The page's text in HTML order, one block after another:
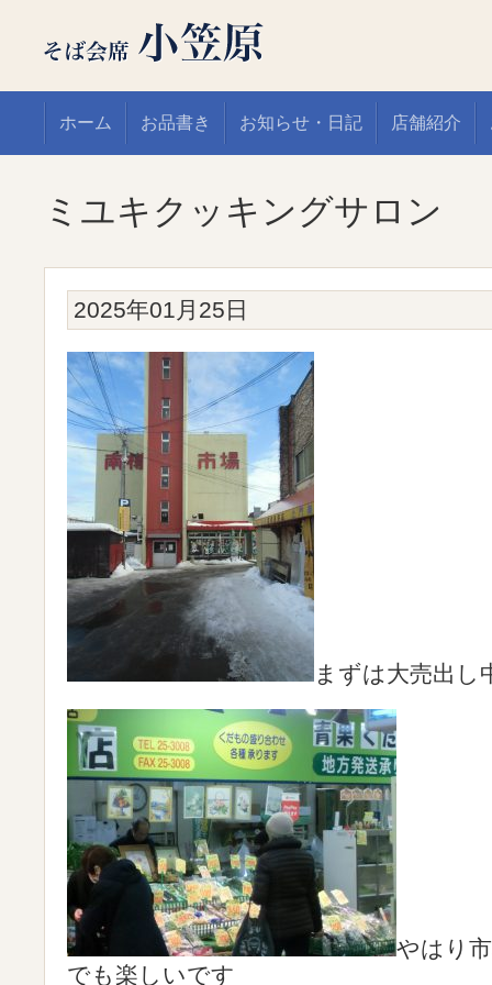
ホーム お品書き お知らせ・日記 店舗紹介
ミユキクッキングサロン
2025年01月25日
まずは大売出し
やはり
でも楽しいです